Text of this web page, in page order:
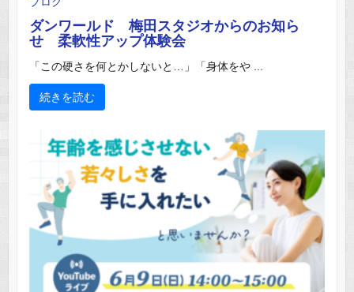
ダンワールド 梅田スタジオからのお知ら
せ 柔軟性アップ体験会
「この硬さを何とかしないと…」「身体をや ...
続きを読む